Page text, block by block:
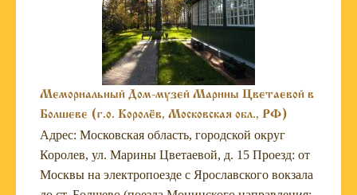
Мемориальный Дом-музей Марины Цветаевой в
Болшеве (г.о. Королёв, Московская обл., РФ)
Адрес: Московская область, городской округ
Королев, ул. Марины Цветаевой, д. 15 Проезд: от
Москвы на электропоезде с Ярославского вокзала